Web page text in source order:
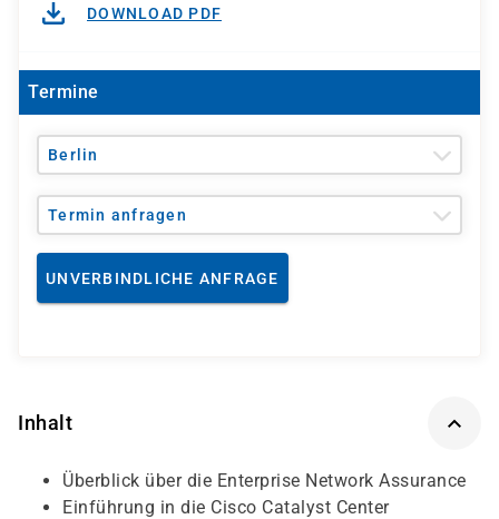
DOWNLOAD PDF
Termine
Berlin
Termin anfragen
UNVERBINDLICHE ANFRAGE
Inhalt
Überblick über die Enterprise Network Assurance
Einführung in die Cisco Catalyst Center